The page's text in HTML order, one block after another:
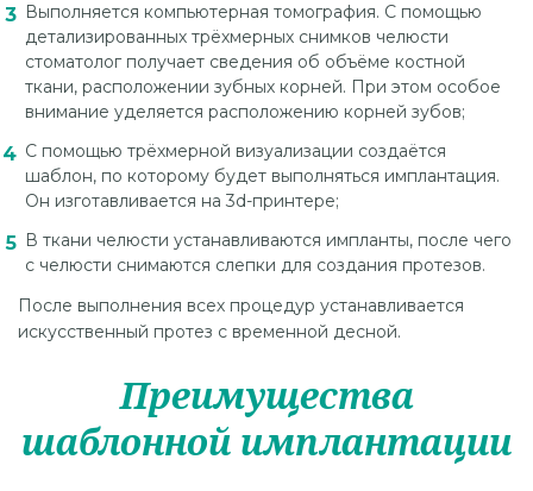
Выполняется компьютерная томография. С помощью
детализированных трёхмерных снимков челюсти
стоматолог получает сведения об объёме костной
ткани, расположении зубных корней. При этом особое
внимание уделяется расположению корней зубов;
С помощью трёхмерной визуализации создаётся
шаблон, по которому будет выполняться имплантация.
Он изготавливается на 3d-принтере;
В ткани челюсти устанавливаются импланты, после чего
с челюсти снимаются слепки для создания протезов.
После выполнения всех процедур устанавливается
искусственный протез с временной десной.
Преимущества
шаблонной имплантации